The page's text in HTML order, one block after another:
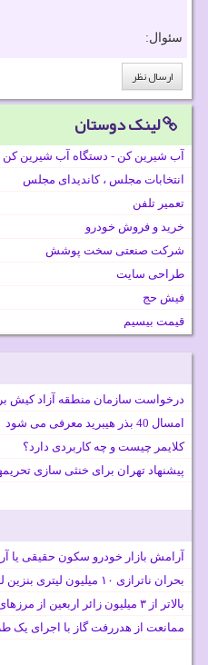
سئوال:
لینک دوستان
آب شیرین کن - دستگاه آب شیرین کن
انتخابات مجلس ، کاندیدای مجلس
تعمیر تلفن
خرید و فروش خودرو
شرکت صنعتی سخت پوشش
طراحی سایت
فیش حج
قیمت بیسیم
درخواست سازمان منطقه آزاد کیش
امسال 40 بذر هیبرید معرفی می شود
کلایمر چیست و چه کاربردی دارد؟
پیشنهاد تهران برای خنثی سازی
آرامش بازار خودرو سکون حقیقی یا
بحران ناترازی ۱۰ میلیون لیتری بنزین لزوم مدیریت تقاضا و اصلاح ساختار
بالاتر از ۳ میلیون زائر اربعین از مرزهای زمینی کشور خارج شدند
ممانعت از هدررفت گاز با اجرای یک